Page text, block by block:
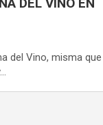
del Vino, misma que